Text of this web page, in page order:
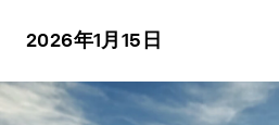
2026年1月15日